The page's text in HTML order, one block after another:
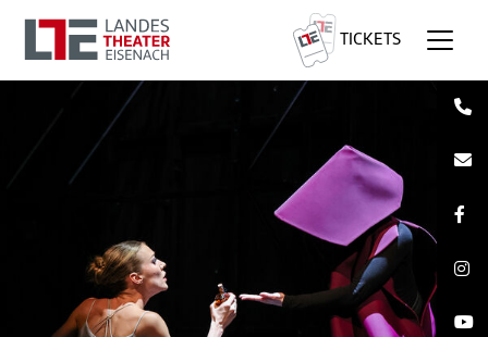
TICKETS